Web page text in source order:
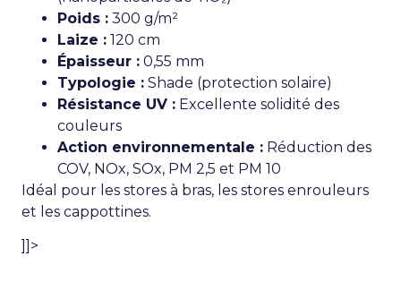
Poids : 300 g/m²
Laize : 120 cm
Épaisseur : 0,55 mm
Typologie : Shade (protection solaire)
Résistance UV : Excellente solidité des
couleurs
Action environnementale : Réduction des
COV, NOx, SOx, PM 2,5 et PM 10
Idéal pour les stores à bras, les stores enrouleurs
et les cappottines.
]]>